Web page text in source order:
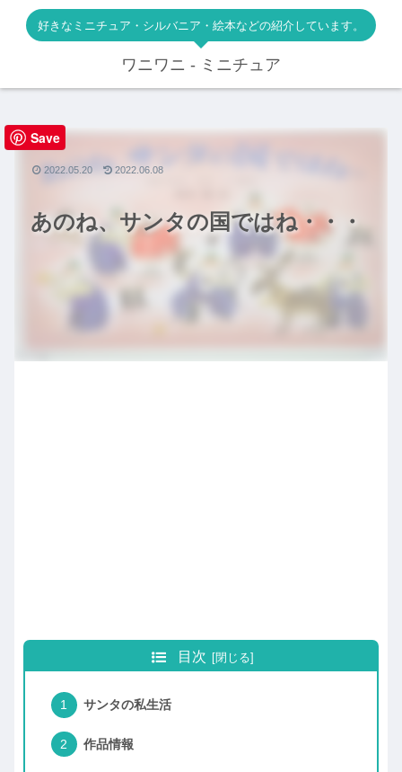
好きなミニチュア・シルバニア・絵本などの紹介しています。
ワニワニ - ミニチュア
あのね、サンタの国ではね・・・
絵本
2022.05.20 2022.06.08
目次
サンタの私生活
作品情報
Save